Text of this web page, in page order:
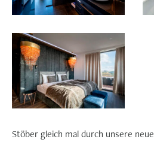
Stöber gleich mal durch unsere neue